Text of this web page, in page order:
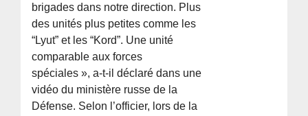
brigades dans notre direction. Plus
des unités plus petites comme les
“Lyut” et les “Kord”. Une unité
comparable aux forces
spéciales », a-t-il déclaré dans une
vidéo du ministère russe de la
Défense. Selon l’officier, lors de la